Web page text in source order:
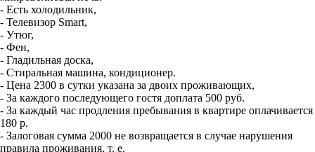
- Есть холодильник,
- Телевизор Smart,
- Утюг,
- Фен,
- Гладильная доска,
- Стиральная машина, кондиционер.
- Цена 2300 в сутки указана за двоих проживающих,
- За каждого последующего гостя доплата 500 руб.
- За каждый час продления пребывания в квартире оплачивается
180 р.
- Залоговая сумма 2000 не возвращается в случае нарушения
правила проживания, т. е.